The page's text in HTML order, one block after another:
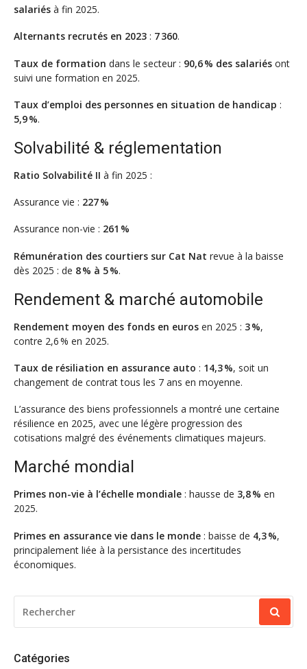
salariés à fin 2025.
Alternants recrutés en 2023 : 7 360.
Taux de formation dans le secteur : 90,6 % des salariés ont
suivi une formation en 2025.
Taux d’emploi des personnes en situation de handicap :
5,9 %.
Solvabilité & réglementation
Ratio Solvabilité II à fin 2025 :
Assurance vie : 227 %
Assurance non-vie : 261 %
Rémunération des courtiers sur Cat Nat revue à la baisse
dès 2025 : de 8 % à 5 %.
Rendement & marché automobile
Rendement moyen des fonds en euros en 2025 : 3 %,
contre 2,6 % en 2025.
Taux de résiliation en assurance auto : 14,3 %, soit un
changement de contrat tous les 7 ans en moyenne.
L’assurance des biens professionnels a montré une certaine
résilience en 2025, avec une légère progression des
cotisations malgré des événements climatiques majeurs.
Marché mondial
Primes non-vie à l’échelle mondiale : hausse de 3,8 % en
2025.
Primes en assurance vie dans le monde : baisse de 4,3 %,
principalement liée à la persistance des incertitudes
économiques.
POUR
:
Catégories